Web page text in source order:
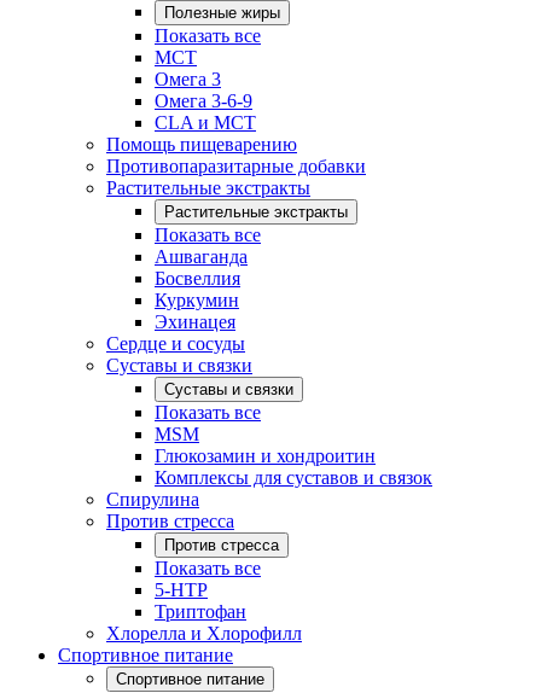
Полезные жиры
Показать все
MCT
Омега 3
Омега 3-6-9
CLA и MCT
Помощь пищеварению
Противопаразитарные добавки
Растительные экстракты
Растительные экстракты
Показать все
Ашваганда
Босвеллия
Куркумин
Эхинацея
Сердце и сосуды
Суставы и связки
Суставы и связки
Показать все
MSM
Глюкозамин и хондроитин
Комплексы для суставов и связок
Спирулина
Против стресса
Против стресса
Показать все
5-HTP
Триптофан
Хлорелла и Хлорофилл
Спортивное питание
Спортивное питание